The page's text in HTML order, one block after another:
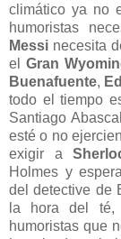
climático ya no
humoristas
Messi necesita
el Gran
Buenafuente,
todo el tiempo
Santiago
esté o no
exigir a
Holmes y
del detective de
la hora del té,
humoristas que